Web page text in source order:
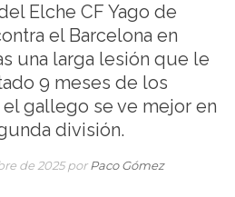
Elche CF Yago de
el Barcelona en
una larga lesión que le
9 meses de los
gallego se ve mejor en
división.
de 2025 por Paco Gómez